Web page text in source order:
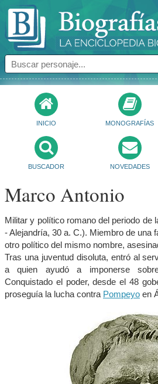
INICIO MONOGRAFÍAS
BUSCADOR NOVEDADES
Marco Antonio
Militar y político romano del periodo de
- Alejandría, 30 a. C.). Miembro de una
otro político del mismo nombre,
Tras una juventud disoluta, entró al
a quien ayudó a imponerse
Conquistado el poder, desde el 48
proseguía la lucha contra Pompeyo en